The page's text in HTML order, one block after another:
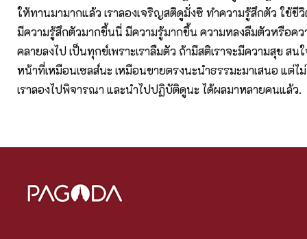
ให้ทานมามากแล้ว เราลองเจริญสติดูมั่งซิ ทำความรู้สึกตัว ใช้ชี
มีความรู้สึกตัวมากขึ้นนี่ มีความรู้มากขึ้น ความหลงลืมตัวหรือค
คลายลงไป เป็นทุกข์เพราะเราลืมตัว ถ้ามีสติเราจะมีความสุข ส
หน้าที่เหมือนเซลส์นะ เหมือนขายตรงนะนำธรรมะมาเสนอ แต่ไ
เราลองไปพิจารณา และนำไปปฏิบัติดูนะ ได้ผลมาหลายคนแล้ว.